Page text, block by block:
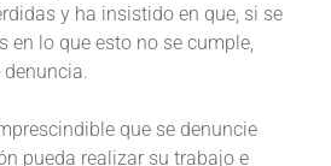
y ha insistido en que, si se
en lo que esto no se cumple,
que se denuncie
pueda realizar su trabajo e